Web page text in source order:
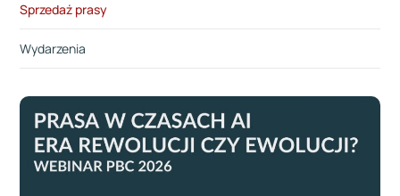
Sprzedaż prasy
Wydarzenia